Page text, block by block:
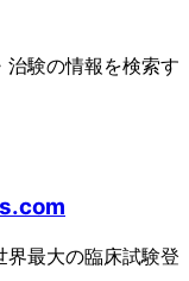
治験の情報を検索す
最大の臨床試験登